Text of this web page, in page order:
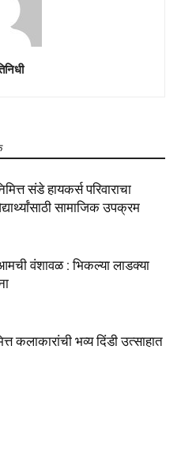
संडे हायकर्स परिवाराचा
सामाजिक उपक्रम
आमची वंशावळ : भिकल्या लाडक्या
कलाकारांची भव्य दिंडी उत्साहात